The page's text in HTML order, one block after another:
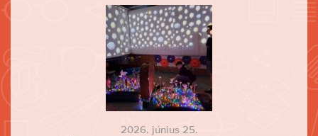
2026. június 25.